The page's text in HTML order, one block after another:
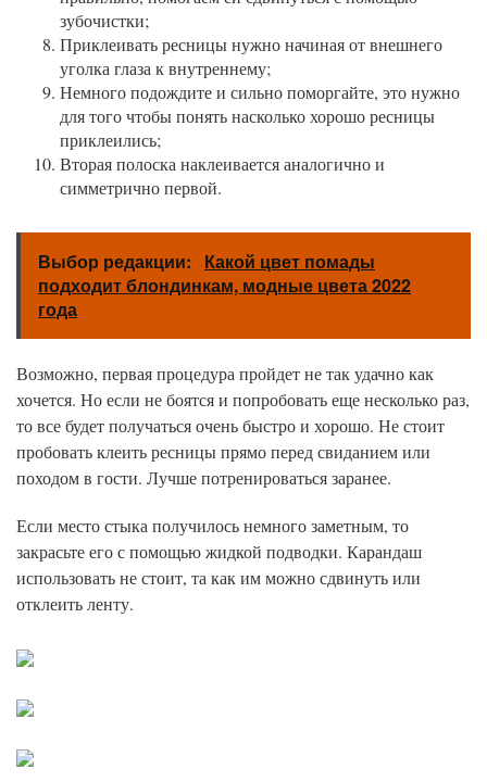
зубочистки;
Приклеивать ресницы нужно начиная от внешнего
уголка глаза к внутреннему;
Немного подождите и сильно поморгайте, это нужно
для того чтобы понять насколько хорошо ресницы
приклеились;
Вторая полоска наклеивается аналогично и
симметрично первой.
Выбор редакции:
Какой цвет помады
подходит блондинкам, модные цвета 2022
года
Возможно, первая процедура пройдет не так удачно как
хочется. Но если не боятся и попробовать еще несколько раз,
то все будет получаться очень быстро и хорошо. Не стоит
пробовать клеить ресницы прямо перед свиданием или
походом в гости. Лучше потренироваться заранее.
Если место стыка получилось немного заметным, то
закрасьте его с помощью жидкой подводки. Карандаш
использовать не стоит, та как им можно сдвинуть или
отклеить ленту.